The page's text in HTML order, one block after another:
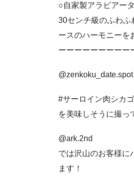
○自家製アラビアー
30センチ級のふわふ
ースのハーモニーを
ーーーーーーーーー
@zenkoku_date.spot
#サーロイン肉シカ
を美味しそうに撮っ
@ark.2nd
では沢山のお客様に
ます！